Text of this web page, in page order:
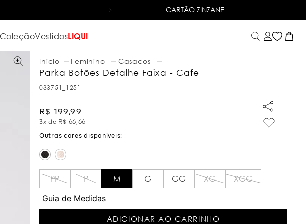
6X SEM JUROSNO CARTÃO DE CRÉDITO
CARTÃO ZINZANE
ColeçãoVestidosLIQUI
Feminino Casacos
Parka Botões Detalhe Faixa - Cafe
033751_1251
R$ 199,99
3x de R$ 66,66
PP P M G GG XG
XGG
Guia de Medidas
ADICIONAR AO CARRINHO